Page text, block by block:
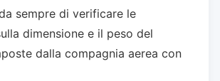
sempre di verificare le
dimensione e il peso del
dalla compagnia aerea con